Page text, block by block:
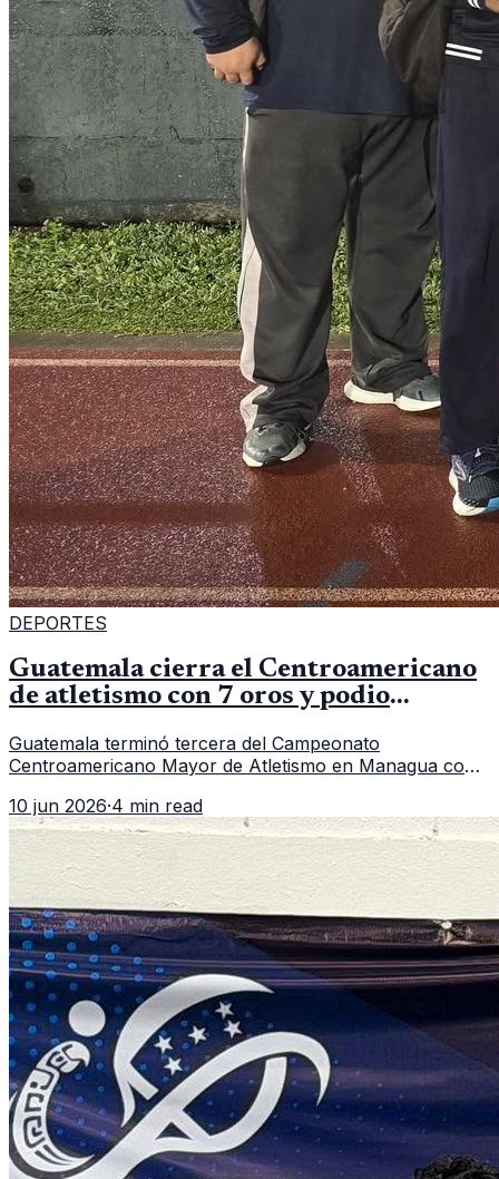
DEPORTES
Guatemala cierra el Centroamericano
de atletismo con 7 oros y podio
Guatemala terminó tercera del Campeonato
Centroamericano Mayor de Atletismo en Managua con
de CDAG.
10 jun 2026·4 min read